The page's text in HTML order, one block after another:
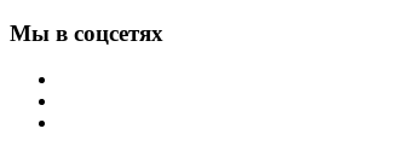
Мы в соцсетях